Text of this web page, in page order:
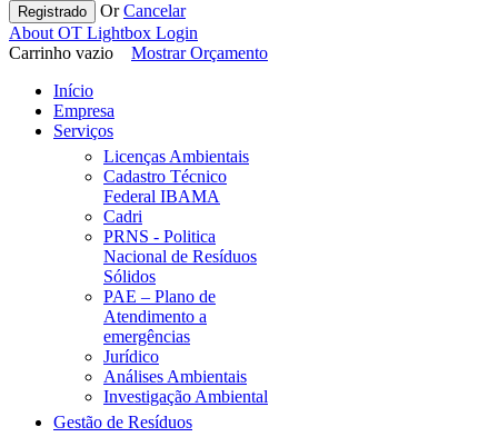
Registrado OrCancelar
About OT Lightbox Login
Carrinho vazio
Mostrar Orçamento
Início
Empresa
Serviços
Licenças Ambientais
Cadastro Técnico
Federal IBAMA
Cadri
PRNS - Politica
Nacional de Resíduos
Sólidos
PAE – Plano de
Atendimento a
emergências
Jurídico
Análises Ambientais
Investigação Ambiental
Gestão de Resíduos